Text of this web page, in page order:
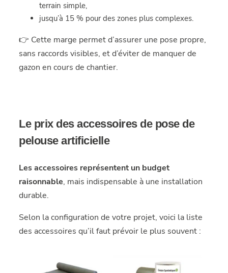
terrain simple,
jusqu’à 15 % pour des zones plus complexes.
👉 Cette marge permet d’assurer une pose propre,
sans raccords visibles, et d’éviter de manquer de
gazon en cours de chantier.
Le prix des accessoires de pose de
pelouse artificielle
Les accessoires représentent un budget
raisonnable, mais indispensable à une installation
durable.
Selon la configuration de votre projet, voici la liste
des accessoires qu’il faut prévoir le plus souvent :